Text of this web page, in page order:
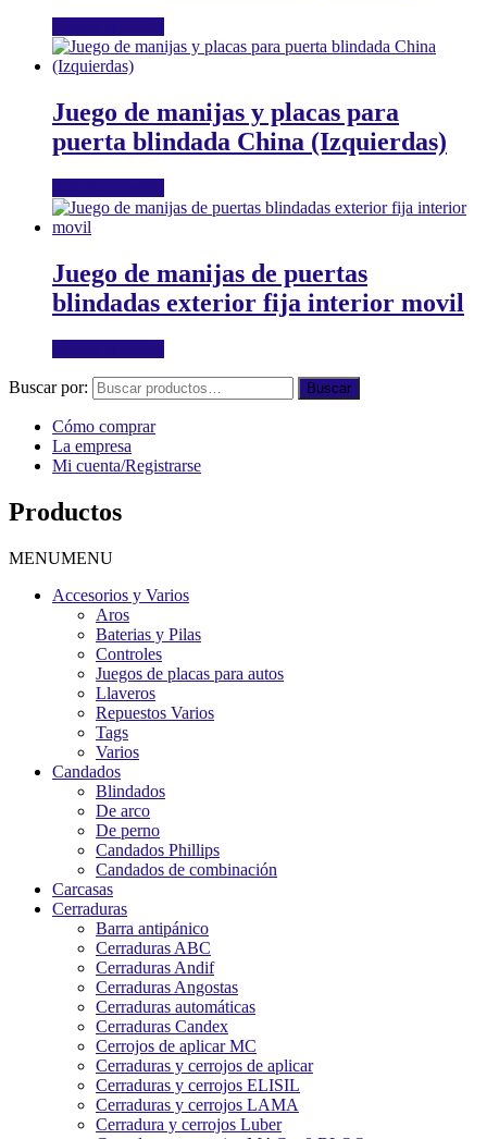
Juego de manijas y placas para
puerta blindada China (Izquierdas)
Juego de manijas de puertas
blindadas exterior fija interior movil
Buscar por: Buscar
Cómo comprar
La empresa
Mi cuenta/Registrarse
Productos
MENUMENU
Accesorios y Varios
Aros
Baterias y Pilas
Controles
Juegos de placas para autos
Llaveros
Repuestos Varios
Tags
Varios
Candados
Blindados
De arco
De perno
Candados Phillips
Candados de combinación
Carcasas
Cerraduras
Barra antipánico
Cerraduras ABC
Cerraduras Andif
Cerraduras Angostas
Cerraduras automáticas
Cerraduras Candex
Cerrojos de aplicar MC
Cerraduras y cerrojos de aplicar
Cerraduras y cerrojos ELISIL
Cerraduras y cerrojos LAMA
Cerradura y cerrojos Luber